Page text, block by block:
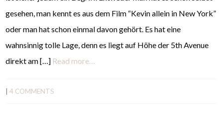
gesehen, man kennt es aus dem Film “Kevin allein in New York”
oder man hat schon einmal davon gehört. Es hat eine
wahnsinnig tolle Lage, denn es liegt auf Höhe der 5th Avenue
direkt am […] Read more…
|4 COMMENTS